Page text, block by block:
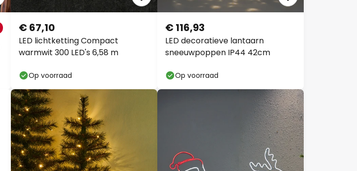
LED lichtketting Compact
warmwit 300 LED's 6,58 m
€ 67,10
Op voorraad
LED decoratieve lantaarn
sneeuwpoppen IP44 42cm
€ 116,93
Op voorraad